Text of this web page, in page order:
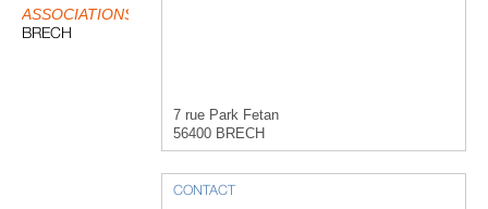
7 rue Park Fetan
56400 BRECH
CONTACT
ASSOCIATIONS
BRECH